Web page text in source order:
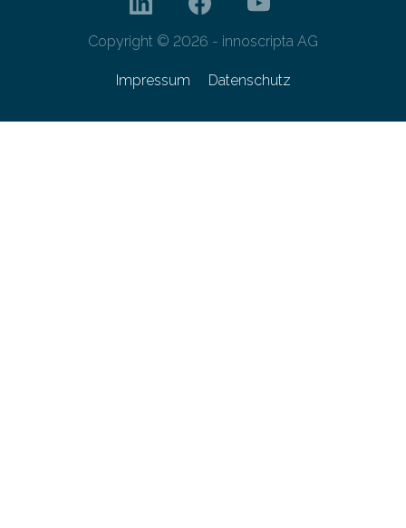
Copyright © 2026 - innoscripta AG
Impressum Datenschutz